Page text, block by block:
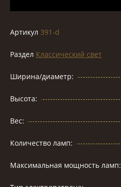
Артикул 391-d
Раздел Классический свет
Ширина/диаметр:
Высота:
Вес:
Количество ламп:
Максимальная мощность ламп: